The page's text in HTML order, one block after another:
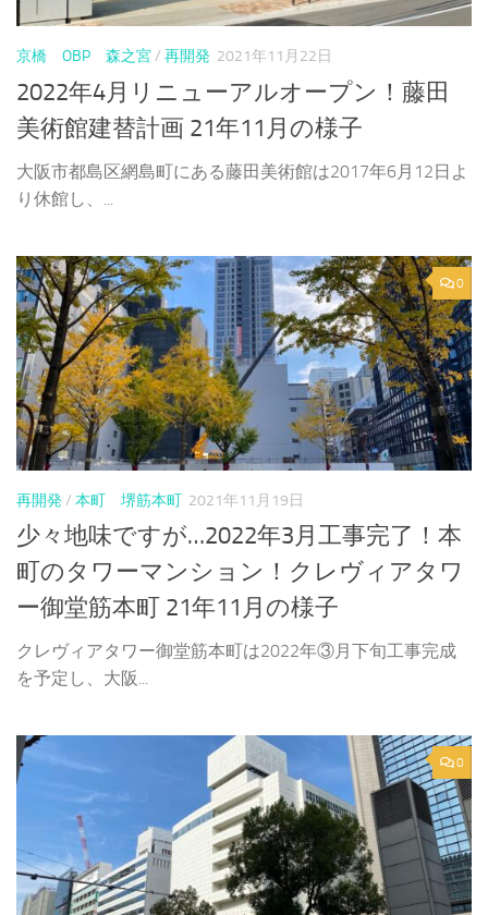
京橋 OBP 森之宮/ 再開発 2021年11月22日
2022年4月リニューアルオープン！藤田
美術館建替計画 21年11月の様子
大阪市都島区網島町にある藤田美術館は2017年6月12日よ
り休館し、...
0
再開発 / 本町 堺筋本町 2021年11月19日
少々地味ですが…2022年3月工事完了！本
町のタワーマンション！クレヴィアタワ
ー御堂筋本町 21年11月の様子
クレヴィアタワー御堂筋本町は2022年③月下旬工事完成
を予定し、大阪...
0